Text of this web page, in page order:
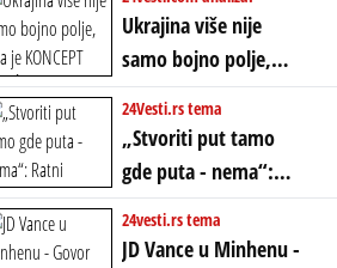
istom mestu, ali
prošle godine
novca i bogatstva
Ukrajina više nije
samo bojno polje,
ona je KONCEPT KOJI
ĆE RASPASTI CEO
ZAPADNI SVET
24Vesti.rs tema
„Stvoriti put tamo
gde puta - nema“:
Ratni gospodari
plaču za starim
24vesti.rs tema
JD Vance u Minhenu -